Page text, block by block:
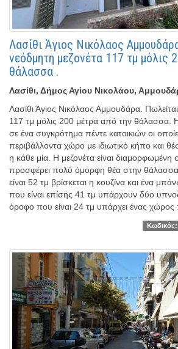
Λασίθι Άγιος Νικόλαος
νεόδμητη μεζονέτα 117 τμ μόλις
θάλασσα .
Λασίθι, Δήμος Αγίου Νικολάου,
Λασίθι Άγιος Νικόλαος Αμμουδάρα.
117 τμ μόλις 200 μέτρα από την θάλασσα. Η
σε ένα συγκρότημα πέντε κατοικιών οι
περιβάλλοντα χώρο με ιδιωτικό κήπο και
η κάθε μία. Η μεζονέτα είναι διαμορφωμένη
προσφέρει πολύ όμορφη θέα στην
είναι 52 τμ βρίσκεται η κουζίνα και ένα
που είναι επίσης 41 τμ υπάρχουν δύο
όροφο που είναι 24 τμ υπάρχει ένας
Κωδικός: